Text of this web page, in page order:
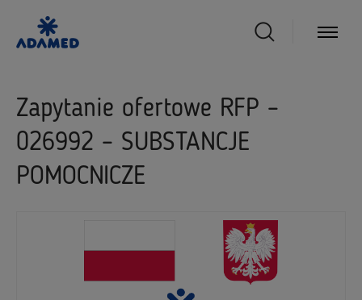
Zapytanie ofertowe RFP –
026992 – SUBSTANCJE
POMOCNICZE